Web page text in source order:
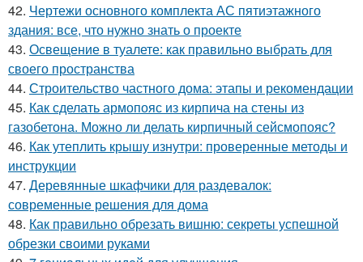
42. Чертежи основного комплекта АС пятиэтажного
здания: все, что нужно знать о проекте
43. Освещение в туалете: как правильно выбрать для
своего пространства
44. Строительство частного дома: этапы и рекомендации
45. Как сделать армопояс из кирпича на стены из
газобетона. Можно ли делать кирпичный сейсмопояс?
46. Как утеплить крышу изнутри: проверенные методы и
инструкции
47. Деревянные шкафчики для раздевалок:
современные решения для дома
48. Как правильно обрезать вишню: секреты успешной
обрезки своими руками